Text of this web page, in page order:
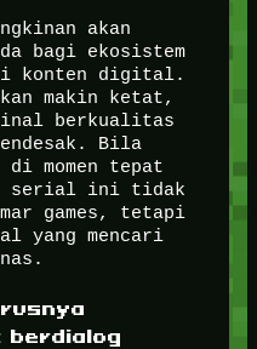
akan
bagi ekosistem
konten digital.
makin ketat,
berkualitas
Bila
momen tepat
serial ini tidak
games, tetapi
yang mencari
berdialog